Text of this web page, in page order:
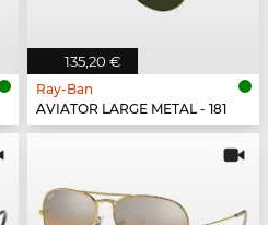
135,20 €
Ray-Ban
AVIATOR LARGE METAL - 181